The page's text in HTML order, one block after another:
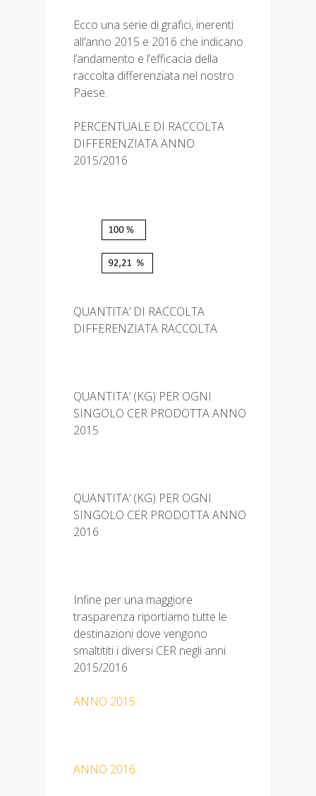
Ecco una serie di grafici, inerenti
all’anno 2015 e 2016 che indicano
l’andamento e l’efficacia della
raccolta differenziata nel nostro
Paese.
PERCENTUALE DI RACCOLTA
DIFFERENZIATA ANNO
2015/2016
QUANTITA’ DI RACCOLTA
DIFFERENZIATA RACCOLTA
QUANTITA’ (KG) PER OGNI
SINGOLO CER PRODOTTA ANNO
2015
QUANTITA’ (KG) PER OGNI
SINGOLO CER PRODOTTA ANNO
2016
Infine per una maggiore
trasparenza riportiamo tutte le
destinazioni dove vengono
smaltititi i diversi CER negli anni
2015/2016
ANNO 2015
ANNO 2016